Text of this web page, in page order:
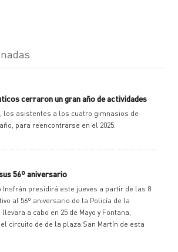
cerraron un gran año de actividades
los asistentes a los cuatro gimnasios de
para reencontrarse en el 2025.
56º aniversario
Insfrán presidirá este jueves a partir de las 8
al 56º aniversario de la Policía de la
a cabo en 25 de Mayo y Fontana,
circuito de de la plaza San Martín de esta